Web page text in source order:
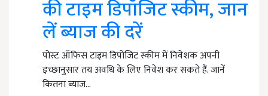
की टाइम डिपॉजिट स्कीम, जान
लें ब्याज की दरें
पोस्ट ऑफिस टाइम डिपोजिट स्कीम में निवेशक अपनी
इच्छानुसार तय अवधि के लिए निवेश कर सकते हैं. जानें
कितना ब्याज…